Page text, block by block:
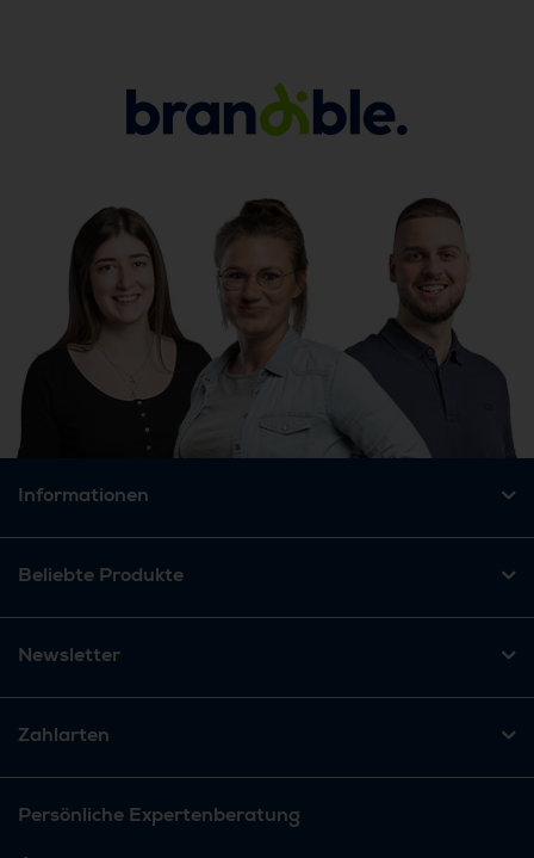
Informationen
Beliebte Produkte
Newsletter
Zahlarten
Persönliche Expertenberatung